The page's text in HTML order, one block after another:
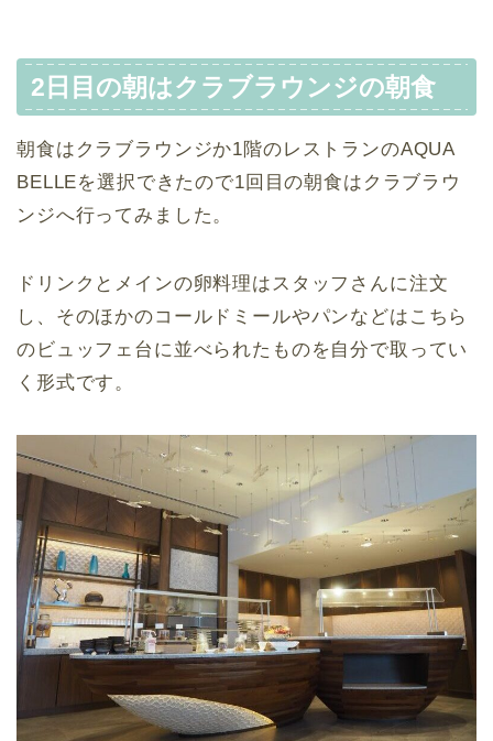
2日目の朝はクラブラウンジの朝食
朝食はクラブラウンジか1階のレストランのAQUA
BELLEを選択できたので1回目の朝食はクラブラウ
ンジへ行ってみました。
ドリンクとメインの卵料理はスタッフさんに注文
し、そのほかのコールドミールやパンなどはこちら
のビュッフェ台に並べられたものを自分で取ってい
く形式です。